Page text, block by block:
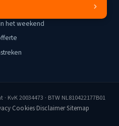
het weekend
· KvK 20034473 · BTW NL810422177B01
·Cookies·Disclaimer·Sitemap